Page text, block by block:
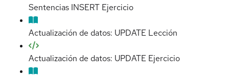
Sentencias INSERT Ejercicio
Actualización de datos: UPDATE Lección
Actualización de datos: UPDATE Ejercicio